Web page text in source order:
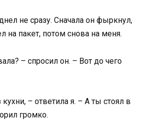
не сразу. Сначала он фыркнул,
на пакет, потом снова на меня.
– спросил он. – Вот до чего
кухни, – ответила я. – А ты стоял в
громко.